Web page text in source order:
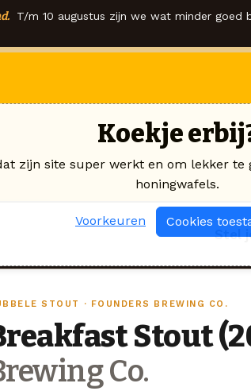
T/m 10 augustus zijn we wat minder goed
Stel
STOUT · FOUNDERS BREWING CO.
Stout
Co.
Koekje
zijn site super werkt en om lekker te
honingwafels.
Voorkeuren Cookies